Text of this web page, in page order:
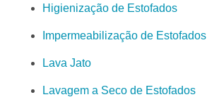
Higienização de Estofados
Impermeabilização de Estofados
Lava Jato
Lavagem a Seco de Estofados